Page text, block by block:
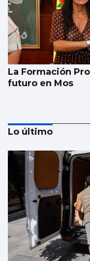
La Formación
futuro en Mos
El Gobierno
Ponteareas y Mos
Lo último